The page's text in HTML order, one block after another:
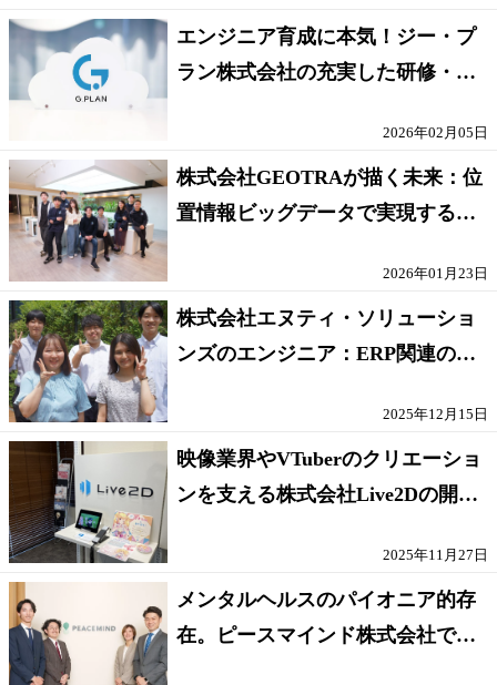
エンジニア育成に本気！ジー・プ
ラン株式会社の充実した研修・支
2026年02月05日
株式会社GEOTRAが描く未来：位
置情報ビッグデータで実現するス
2026年01月23日
株式会社エヌティ・ソリューショ
ンズのエンジニア：ERP関連の業
2025年12月15日
映像業界やVTuberのクリエーショ
ンを支える株式会社Live2Dの開発
2025年11月27日
メンタルヘルスのパイオニア的存
在。ピースマインド株式会社でエ